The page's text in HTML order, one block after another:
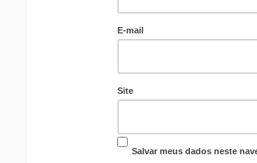
E-mail
Site
Salvar meus dados neste